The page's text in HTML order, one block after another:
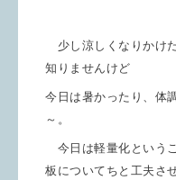
少し涼しくなりかけ
知りませんけど
今日は暑かったり、体
～。
今日は軽量化という
板についてちと工夫さ